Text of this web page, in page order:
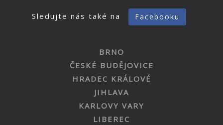
Sledujte nás také na Facebooku
BRNO
ČESKÉ BUDĚJOVICE
HRADEC KRÁLOVÉ
JIHLAVA
KARLOVY VARY
LIBEREC